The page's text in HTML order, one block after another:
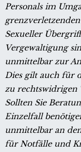
Personals im
Sexueller
Vergewaltigung
unmittelbar zur
Dies gilt auch für
zu rechtswidrigen
Sollten Sie
Einzelfall
unmittelbar an
für Notfälle und